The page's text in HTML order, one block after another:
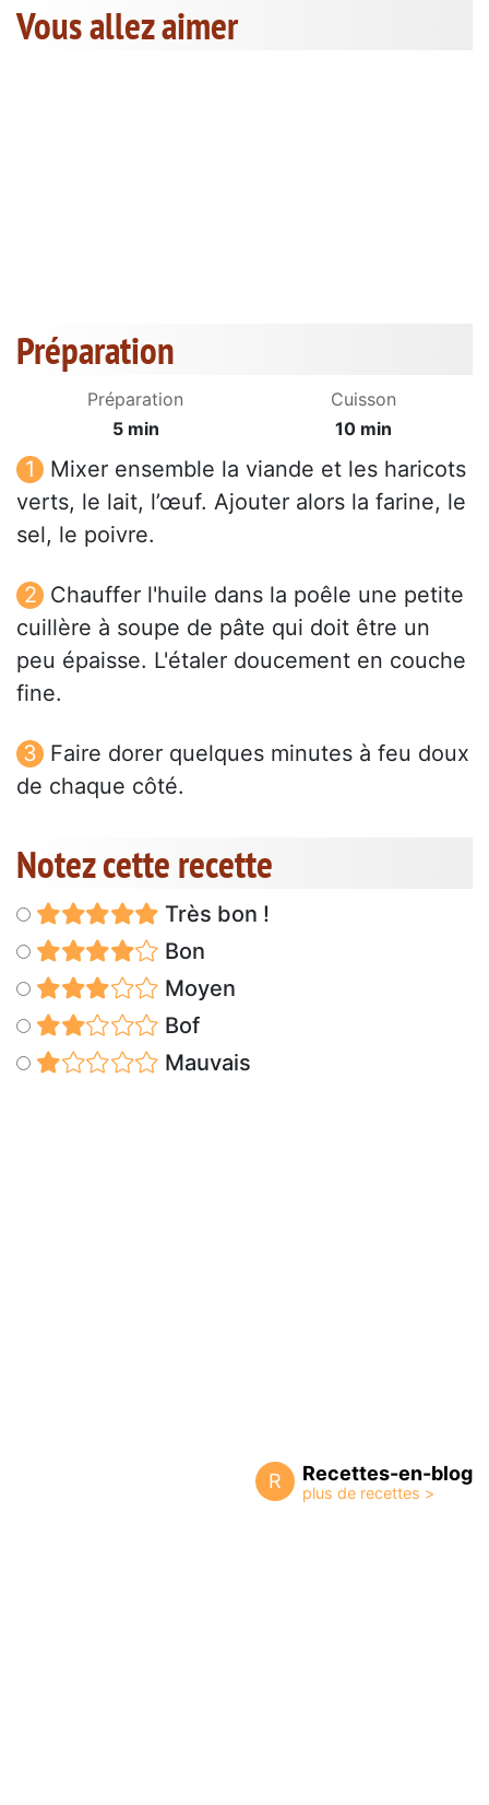
Vous allez aimer
Préparation
Préparation
5 min
Cuisson
10 min
Mixer ensemble la viande et les haricots
verts, le lait, l’œuf. Ajouter alors la farine, le
sel, le poivre.
Chauffer l'huile dans la poêle une petite
cuillère à soupe de pâte qui doit être un
peu épaisse. L'étaler doucement en couche
fine.
Faire dorer quelques minutes à feu doux
de chaque côté.
Notez cette recette
Très bon !
Bon
Moyen
Bof
Mauvais
R Recettes-en-blog